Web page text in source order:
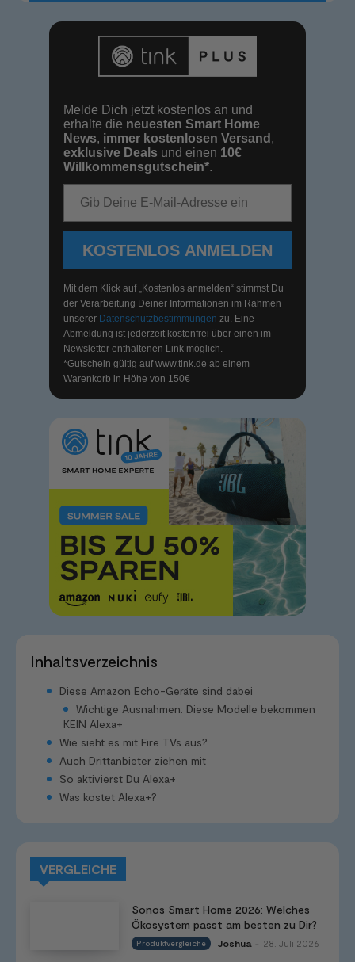
Melde Dich jetzt kostenlos an und
erhalte die neuesten Smart Home
News, immer kostenlosen Versand ,
exklusive Deals und einen 10€
Willkommensgutschein*.
KOSTENLOS ANMELDEN
Mit dem Klick auf „Kostenlos anmelden“ stimmst Du
der Verarbeitung Deiner Informationen im Rahmen
unserer Datenschutzbestimmungen zu. Eine
Abmeldung ist jederzeit kostenfrei über einen im
Newsletter enthaltenen Link möglich.
*Gutschein gültig aufwww.tink.de ab einem
Warenkorb in Höhe von 150€
Inhaltsverzeichnis
Diese Amazon Echo-Geräte sind dabei
Wichtige Ausnahmen: Diese Modelle bekommen
KEIN Alexa+
Wie sieht es mit Fire TVs aus?
Auch Drittanbieter ziehen mit
So aktivierst Du Alexa+
Was kostet Alexa+?
VERGLEICHE
Sonos Smart Home 2026: Welches
Ökosystem passt am besten zu Dir?
Produktvergleiche Joshua 28. Juli 2026